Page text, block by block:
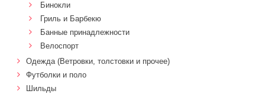
Бинокли
Гриль и Барбекю
Банные принадлежности
Велоспорт
Одежда (Ветровки, толстовки и прочее)
Футболки и поло
Шильды